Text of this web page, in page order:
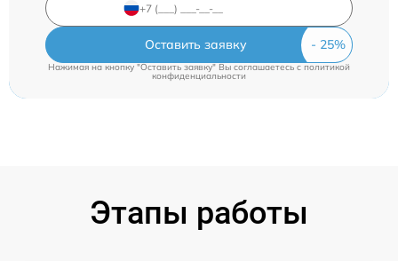
Оставить заявку
Нажимая на кнопку "Оставить заявку" Вы соглашаетесь cполитикой
конфиденциальности
Этапы работы